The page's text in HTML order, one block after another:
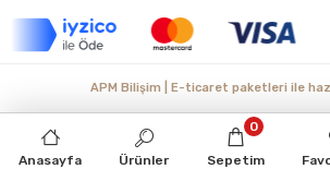
Anasayfa Ürünler Sepetim
0
APM Bilişim | E-ticaret paketleri ile